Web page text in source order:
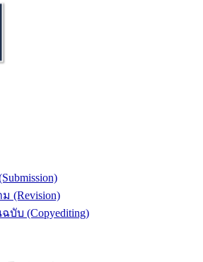
(Revision)
บับ (Copyediting)